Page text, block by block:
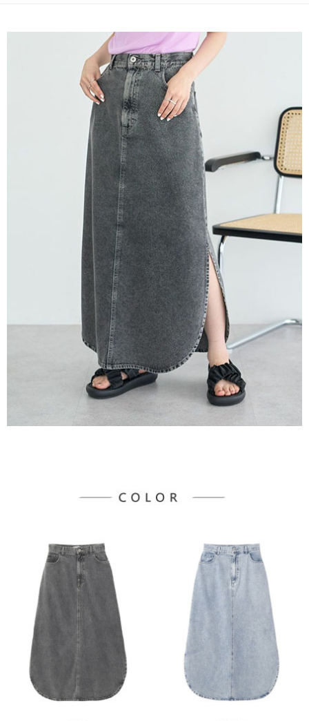
消。如遇「轉專審核」未通過狀況，表示未達大哥付你分期系統評分，恕無
1.分期款項不併入電信帳單，「大哥付你分期」於每月結算日後寄送繳費提
2.透過簡訊連結打開帳單後，可選擇「超商條碼／台灣大直營門市／銀行轉
帳／街口支付／iPASS MONEY」等通路繳費。
1.本服務係由「台灣大哥大股份有限公司」（以下簡稱本公司）所提供，讓
用戶於交易時，得透過本服務購買商品或服務，並由商店將買賣／分期付款
買賣價金債權讓與本公司後，依約使用本公司帳單繳交帳款。
2.基於同意付款使用「大哥付你分期」之契約關係目的，商店將以您的個人
資料（包含姓名、電話或地址）提供予台灣大哥大進項蒐集、處理及利用，
由本公司與您本人進行分期帳單所需資料之確認、核對及更正。
3.完整用戶服務條款，請詳閱以下連結：
https://oppay.tw/userRule
１．簡單：不需註冊會員、不需綁卡、不需儲值。
２．便利：只要手機號碼，簡訊認證，即可結帳。
３．安心：先確認商品／服務後，再付款。
【「AFTEE先享後付」結帳流程】
１．於結帳方式選擇「AFTEE先享後付」後，將跳轉至「AFTEE先享後付」
結帳頁面，進行簡訊認證並確認金額後，即可完成結帳。
２．訂單成立數日內，您將收到繳費通知簡訊。
３．收到繳費通知簡訊後14天內，點擊此簡訊中的連結，可透過四大超商／
ATM／網路銀行／等多元方式進行付款，方視為交易完成。
※ 請注意：結帳手續完成當下不需立刻繳費，但若您需要取消訂單，請聯絡
購買商品的店家。未經商家同意取消之訂單仍視為有效，需透過AFTEE先享
後付繳納相關費用。
※ 交易是否成功請以「AFTEE先享後付 」之結帳頁面顯示為準，若有關於
是否繳費成功／繳費後需取消欲退款等相關疑問，請聯繫「AFTEE先享後付
https://netprotections.freshdesk.com/support/home
１．透過由恩沛科技股份有限公司提供之「AFTEE先享後付」服務完成之交
易，需依本服務之必要範圍內提供個人資料，並將交易相關給付款項請求債
權轉讓予恩沛科技股份有限公司。
２．關於個人資料處理事宜，請瀏覽以下網址：
https://aftee.tw/terms/#terms3
３．未成年的使用者請事先徵得法定代理人或監護人之同意方可使用
「AFTEE先享後付」，若未經同意申辦者引起之損失，本公司不負相關責
４．使用「AFTEE先享後付」時，將依據個別帳號之用戶狀況，依本公司即
時審查核予不同之上限額度；若仍有額度不足之情形，本公司將視審查結果
請求用戶進行身份認證。
５．嚴禁一人註冊多個帳號或使用他人資訊註冊。若發現惡意使用之情形，
恩沛科技股份有限公司將有權停止該用戶之使用額度並採取法律行動。
每筆NT$60，滿NT$1,500(含以上)免運費
每筆NT$60，滿NT$1,500(含以上)免運費
每筆NT$60，滿NT$1,500(含以上)免運費
每筆NT$60，滿NT$1,500(含以上)免運費
每筆NT$60，滿NT$1,500(含以上)免運費
每筆NT$60，滿NT$1,500(含以上)免運費
宅配
每筆NT$90，滿NT$1,500(含以上)免運費